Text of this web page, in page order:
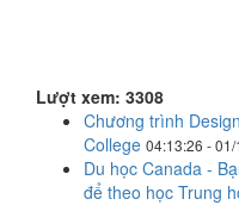
Lượt xem: 3308
Chương trình
College 04:13:26 -
Du học Canada -
để theo học Trung